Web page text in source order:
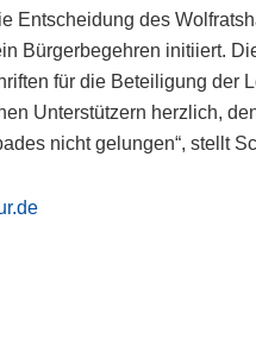
Entscheidung des
Bürgerbegehren initiiert.
für die Beteiligung der
Unterstützern herzlich,
nicht gelungen“, stellt